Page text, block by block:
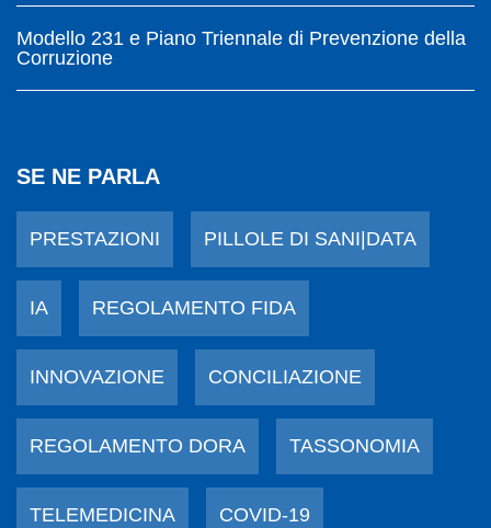
Modello 231 e Piano Triennale di Prevenzione della
Corruzione
SE NE PARLA
PRESTAZIONI PILLOLE DI SANI|DATA
IA REGOLAMENTO FIDA
INNOVAZIONE CONCILIAZIONE
REGOLAMENTO DORA TASSONOMIA
TELEMEDICINA COVID-19